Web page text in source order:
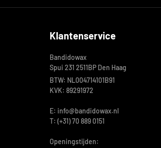
Klantenservice
Bandidowax
Spui 231 2511BP Den Haag
BTW: NL004714101B91
KVK: 89291972
E: info@bandidowax.nl
T: (+31) 70 889 0151
Openingstijden: